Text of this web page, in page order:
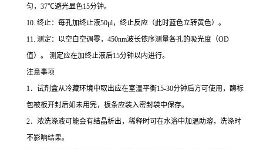
匀， 37℃避光显色15分钟。
10. 终止：每孔加终止液50μl，终止反应（此时蓝色立转黄色）。
11. 测定：以空白空调零， 450nm波长依序测量各孔的吸光度（OD
值）。
测定应在加终止液后15分钟以内进行。
注意事项
1．试剂盒从冷藏环境中取出应在室温平衡15-30分钟后方可使用，酶标
包被板开封后如未用完，板条应装入密封袋中保存。
2．浓洗涤液可能会有结晶析出，稀释时可在水浴中加温助溶，洗涤时
不影响结果。